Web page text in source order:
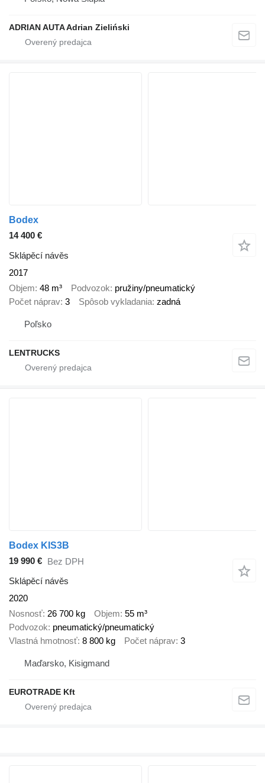
ADRIAN AUTA Adrian Zieliński
Bodex
14 400 €
Sklápěcí návěs
2017
Objem 48 m³ Podvozok pružiny/pneumatický
Počet náprav 3 Spôsob vykladania zadná
Poľsko
LENTRUCKS
Bodex KIS3B
19 990 € Bez DPH
Sklápěcí návěs
2020
Nosnosť 26 700 kg Objem 55 m³
Podvozok pneumatický/pneumatický
Vlastná hmotnosť 8 800 kg Počet náprav 3
Maďarsko, Kisigmand
EUROTRADE Kft